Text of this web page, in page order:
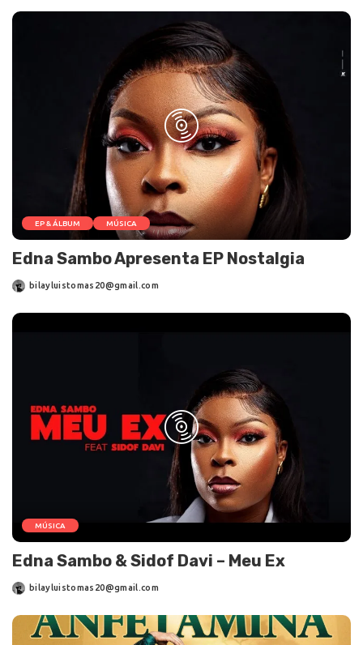
EP & ÁLBUM MÚSICA
Edna Sambo Apresenta EP Nostalgia
bilayluistomas20@gmail.com
MÚSICA
Edna Sambo & Sidof Davi – Meu Ex
bilayluistomas20@gmail.com